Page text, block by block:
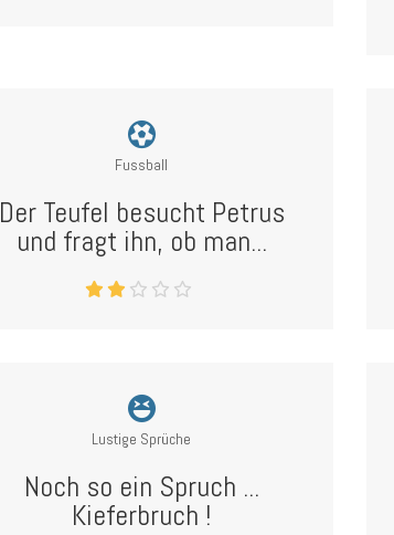
Fussball
Der Teufel besucht Petrus
und fragt ihn, ob man...
Lustige Sprüche
Noch so ein Spruch ...
Kieferbruch !